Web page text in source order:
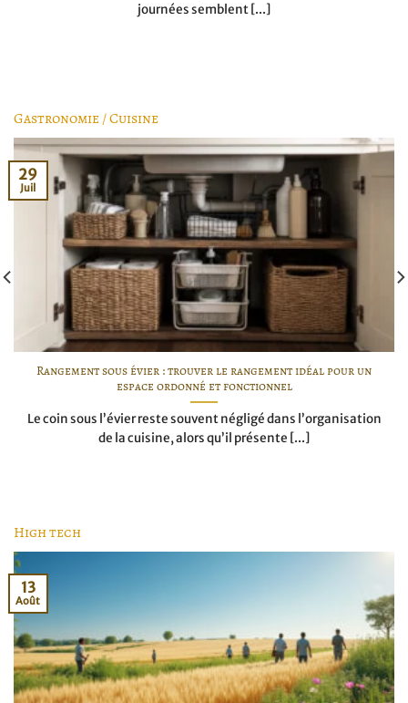
journées semblent [...]
Gastronomie / Cuisine
Rangement sous évier : trouver le rangement idéal pour un
espace ordonné et fonctionnel
Le coin sous l’évier reste souvent négligé dans l’organisation
de la cuisine, alors qu’il présente [...]
29
Juil
High tech
13
Août